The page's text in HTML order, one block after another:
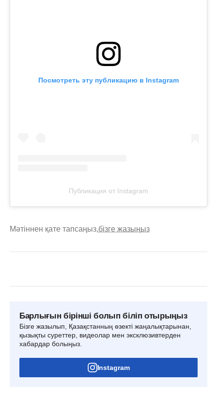
Посмотреть эту публикацию в Instagram
Публикация от Instagram
Мәтіннен қате тапсаңыз,бізге жазыңыз
Барлығын бірінші болып біліп отырыңыз
Бізге жазылып, Қазақстанның өзекті жаңалықтарынан,
қызықты суреттер, видеолар мен эксклюзивтерден
хабардар болыңыз.
Instagram